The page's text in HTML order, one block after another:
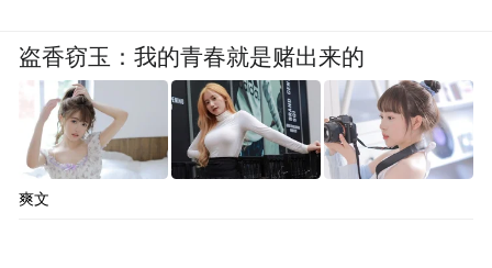
盗香窃玉：我的青春就是赌出来的
爽文